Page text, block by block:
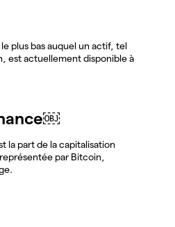
plus bas auquel un actif, tel
est actuellement disponible à
la part de la capitalisation
par Bitcoin,